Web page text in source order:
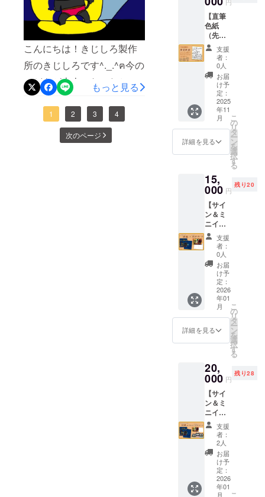
こんにちは！きじしろ製作
所のきじしろです^._.^‪ฅ‬今の
こどもが大人になったと
き、どんな世界になってる
か？周りとちゃんとしたコ
ミュニケーションがとれる
もっと見る
1 2 3 4
次のページ
隠すも
良し、
おしり
をあえ
て隠さ
ず見せ
つけて
も良し
です。
▼『ポ
スト
カー
ついて
仕様 ・
常ハガ
キサイ
ズ
（H100
mm×W
148mm
） ・用
紙：光
沢紙
（アー
トポス
ト）
220KG
・印刷
表面カ
ラー／
・切
手：無
し ※発
送は、
令和7年
10月下
旬を予
定して
いま
す。 ※
お届け
は、定
形外郵
便にて
て 仕様
・サイ
ズ：ス
テッ
カー
（約
60mm×
60mm
予定）
・用
紙：特
殊素材
（ホロ
グラ
ム） ・
ラー ・
形状：
とカッ
ト ※ホ
ログラ
ムス
テッ
カー
は、光
の角度
によっ
て虹色
にキラ
キラと
フィル
ム素材
カーで
す。 ※
発送
は、令
和7年11
月を予
定して
いま
す。 ※
お届け
は、定
形外郵
便にて
発送の
支援者
様向け
のリ
ターン
です！
▼絵本
『クロ
ネコパ
ンツバ
スター
ズ』に
ついて
▼あら
すじ 謎
の組織
ターズ
が、あ
る目的
のため
に、パ
ンツを
はこう
としな
いこど
もたち
がいる
家を
狙っ
て、夜
を暴れ
まわる
物語で
湯冷め
して風
かない
よう
に、衣
服を着
ようと
いう 教
育的な
物語と
なって
います
が、登
【直筆
色紙
（先着
30名
様）】
（先着
30名
様）ク
ラウド
ファン
ディン
グ支援
者様限
定で、
絵本
「クロ
ンツバ
スター
ズ」の
登場
キャラ
クター
を、描
き下ろ
しデザ
インを
色紙に
直筆し
て、1枚
お送り
致しま
す。 き
じしろ
援して
いただ
ける支
援者様
向けの
リター
ンで
す！ ・
サイ
ズ：
182mm
×212m
m ・ブ
ラン
支援
者：
0人
お届
け予
定：
2025
年11
月
詳細を見る
こ
の
リ
タ
ー
ン
を
選
択
す
る
15,
000 円
残り20
【サイ
ン＆ミ
ニイラ
スト付
きの絵
本「ク
ロネコ
パンツ
バス
ター
ズ」1冊
＋ポス
トカー
ド1枚】
サイン
＆ミニ
ト付き
の絵本
「クロ
ネコパ
ンツバ
スター
ズ」1冊
と、描
き下ろ
しデザ
インの
ポスト
カード1
枚を
支援
者：
0人
お届
け予
定：
2026
年01
月
詳細を見る
こ
の
リ
タ
ー
ン
を
選
択
す
る
20,
000 円
残り28
【サイ
ン＆ミ
ニイラ
スト付
きの絵
本「ク
ロネコ
パンツ
バス
ター
ズ」1冊
支援
者：
2人
お届
け予
定：
2026
年01
月
こ